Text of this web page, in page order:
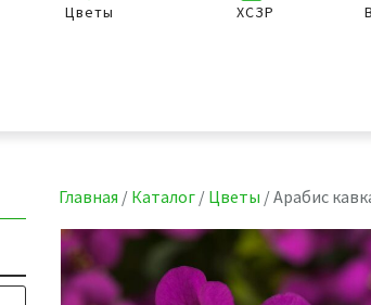
Цветы ХСЗР
Главная / Каталог / Цветы / Арабис